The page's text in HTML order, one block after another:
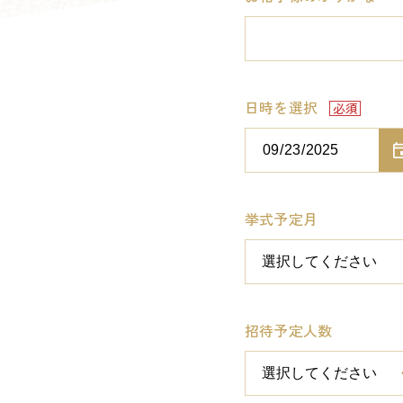
日時を選択
挙式予定月
招待予定人数